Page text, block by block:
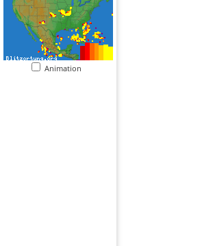
Animation